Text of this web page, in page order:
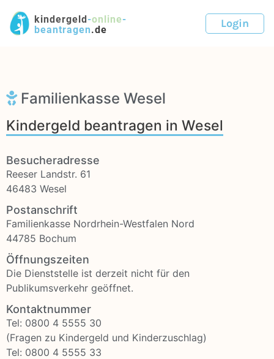
kindergeld-online-
beantragen.de Login
Familienkasse Wesel
Kindergeld beantragen in Wesel
Besucheradresse
Reeser Landstr. 61
46483 Wesel
Postanschrift
Familienkasse Nordrhein-Westfalen Nord
44785 Bochum
Öffnungszeiten
Die Dienststelle ist derzeit nicht für den
Publikumsverkehr geöffnet.
Kontaktnummer
Tel: 0800 4 5555 30
(Fragen zu Kindergeld und Kinderzuschlag)
Tel: 0800 4 5555 33